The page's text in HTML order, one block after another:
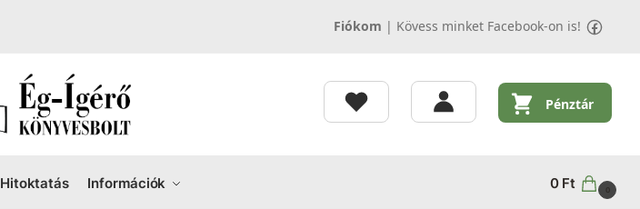
Fiókom | Kövess minket Facebook-on is!
Pénztár
Hitoktatás Információk 0 Ft 0